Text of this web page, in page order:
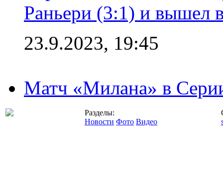
Раньери (3:1) и вышел
23.9.2023, 19:45
Матч «Милана» в
Разделы:
Новости Фото Видео